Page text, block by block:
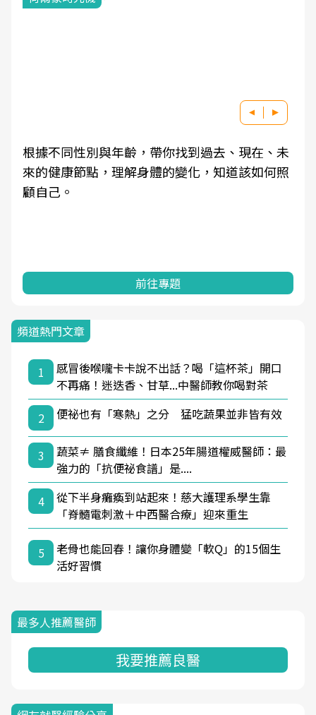
因應超高齡社會來臨，良醫健康網推動「2025年
健檢服務大調查」，以倡議健康促進為目的，深
耕健康篩檢之於台灣民眾健康的關鍵角色，並透
前往專題
頻道熱門文章
1
感冒後喉嚨卡卡說不出話？喝「這杯茶」開口
不再痛！迷迭香、甘草...中醫師教你喝對茶
2
便祕也有「寒熱」之分 猛吃蔬果並非皆有效
3
蔬菜≠ 膳食纖維！日本25年腸道權威醫師：最
強力的「抗便祕食譜」是....
4
從下半身癱瘓到站起來！慈大護理系學生靠
「脊髓電刺激＋中西醫合療」迎來重生
5
老骨也能回春！讓你身體變「軟Q」的15個生
活好習慣
最多人推薦醫師
我要推薦良醫